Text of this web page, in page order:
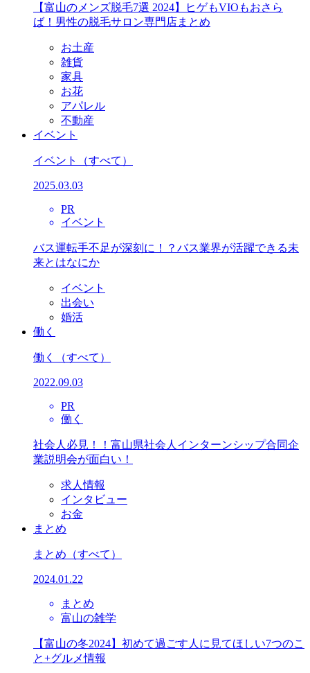
【富山のメンズ脱毛7選 2024】ヒゲもVIOもおさら
ば！男性の脱毛サロン専門店まとめ
お土産
雑貨
家具
お花
アパレル
不動産
イベント
イベント （すべて）
2025.03.03
PR
イベント
バス運転手不足が深刻に！？バス業界が活躍できる未
来とはなにか
イベント
出会い
婚活
働く
働く （すべて）
2022.09.03
PR
働く
社会人必見！！富山県社会人インターンシップ合同企
業説明会が面白い！
求人情報
インタビュー
お金
まとめ
まとめ （すべて）
2024.01.22
まとめ
富山の雑学
【富山の冬2024】初めて過ごす人に見てほしい7つのこ
と+グルメ情報